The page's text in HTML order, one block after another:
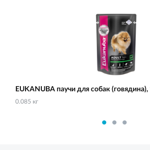
EUKANUBA паучи для собак (говядина),
0.085 кг